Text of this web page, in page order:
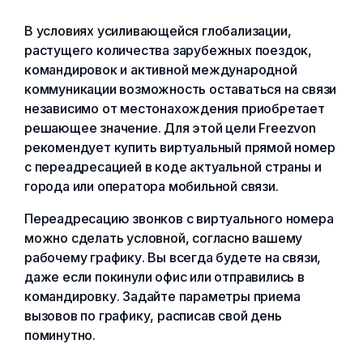
В условиях усиливающейся глобализации,
растущего количества зарубежных поездок,
командировок и активной международной
коммуникации возможность оставаться на связи
независимо от местонахождения приобретает
решающее значение. Для этой цели Freezvon
рекомендует купить виртуальный прямой номер
с переадресацией в коде актуальной страны и
города или оператора мобильной связи.
Переадресацию звонков с виртуального номера
можно сделать условной, согласно вашему
рабочему графику. Вы всегда будете на связи,
даже если покинули офис или отправились в
командировку. Задайте параметры приема
вызовов по графику, расписав свой день
поминутно.